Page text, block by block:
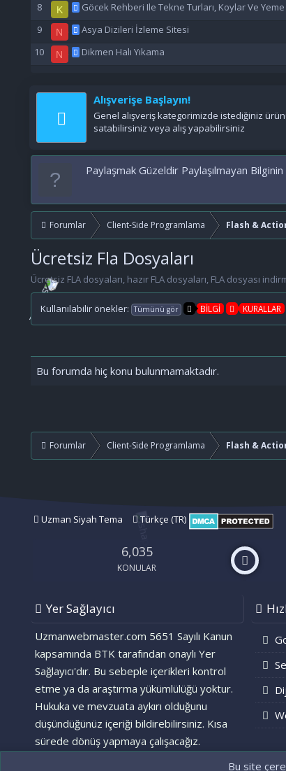
K Göcek Rehberi Ile Tekne Turları, Koylar Ve
N Asya Dizileri İzleme Sitesi
N Dikmen Halı Yıkama
Alışverişe Başlayın!
Genel alışveriş kategorimizde istediğiniz
satabilirsiniz veya alış yapabilirsiniz
Paylaşmak Güzeldir Paylaşılmayan
Forumlar Client-Side Programlama Flash &
Ücretsiz Fla Dosyaları
Ücretsiz FLA dosyaları, hazır FLA dosyaları, FLA dosyası
Kullanılabilir önekler: Tümünü gör BİLGİ KURALLAR
Bu forumda hiç konu bulunmamaktadır.
Forumlar Client-Side Programlama Flash &
Uzman Siyah Tema Türkçe (TR)
6,035
KONULAR
Yer Sağlayıcı
Uzmanwebmaster.com 5651 Sayılı Kanun
kapsamında BTK tarafından onaylı Yer
Sağlayıcı'dır. Bu sebeple içerikleri kontrol
etme ya da araştırma yükümlülüğü yoktur.
Hukuka ve mevzuata aykırı olduğunu
düşündüğünüz içeriği bildirebilirsiniz. Kısa
sürede dönüş yapmaya çalışacağız.
Bu site